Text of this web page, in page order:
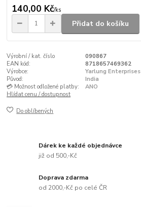
140,00 Kč/ks
Přidat do košíku
Výrobní / kat. číslo
090867
EAN kód:
8718657469362
Výrobce:
Yarlung Enterprises
Původ:
India
💳 Možnost odložené platby:
ANO
Hlídat cenu / dostupnost
Do oblíbených
Dárek ke každé objednávce
již od 500,-Kč
Doprava zdarma
od 2000,-Kč po celé ČR